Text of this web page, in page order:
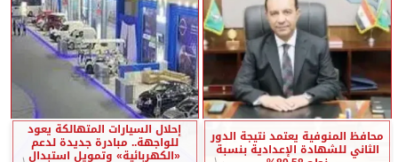
محافظ المنوفية يعتمد نتيجة الدور
الثاني للشهادة الإعدادية بنسبة
إحلال السيارات المتهالكة يعود
للواجهة.. مبادرة جديدة لدعم
«الكهربائية» وتمويل استبدال